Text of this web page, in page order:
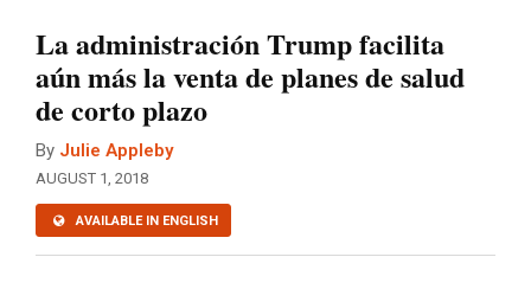
La administración Trump facilita
aún más la venta de planes de salud
de corto plazo
By Julie Appleby
AUGUST 1, 2018
AVAILABLE IN ENGLISH